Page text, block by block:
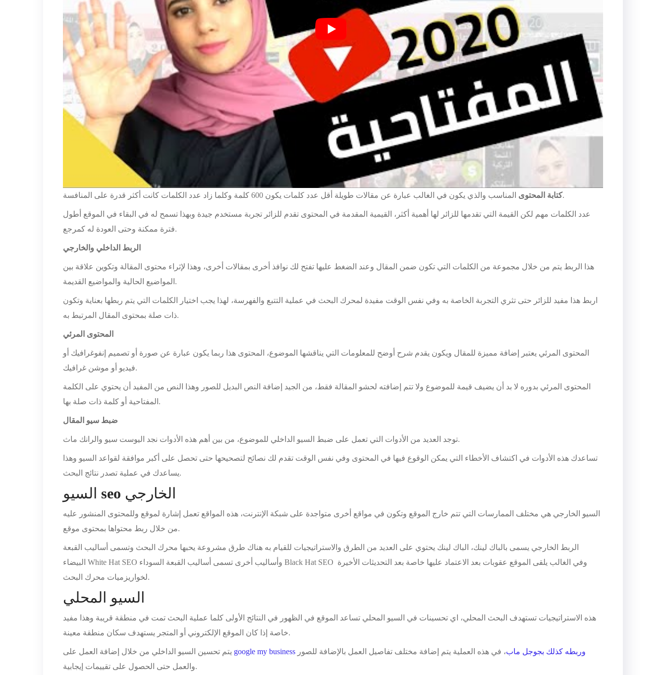
كتابة المحتوىالمناسب والذي يكون في الغالب عبارة عن مقالات طويلة أقل عدد كلمات يكون 600 كلمة وكلما زاد عدد الكلمات كانت أكثر قدرة على المنافسة.
عدد الكلمات مهم لكن القيمة التي تقدمها للزائر لها أهمية أكثر، القيمية المقدمة في المحتوى تقدم للزائر تجربة مستخدم جيدة وبهذا تسمح له في البقاء في الموقع أطول
فترة ممكنة وحتى العودة له كمرجع.
الربط الداخلي والخارجي
هذا الربط يتم من خلال مجموعة من الكلمات التي تكون ضمن المقال وعند الضغط عليها تفتح لك نوافذ أخرى بمقالات أخرى، وهذا لإثراء محتوى المقالة وتكوين علاقة بين
المواضيع الحالية والمواضيع القديمة.
اربط هذا مفيد للزائر حتى تثري التجربة الخاصة به وفي نفس الوقت مفيدة لمحرك البحث في عملية التتبع والفهرسة، لهذا يجب اختيار الكلمات التي يتم ربطها بعناية وتكون
ذات صلة بمحتوى المقال المرتبط به.
المحتوى المرئي
المحتوى المرئي يعتبر إضافة مميزة للمقال ويكون يقدم شرح أوضح للمعلومات التي يناقشها الموضوع، المحتوى هذا ربما يكون عبارة عن صورة أو تصميم إنفوغرافيك أو
فيديو أو موشن غرافيك.
المحتوى المرئي بدوره لا بد أن يضيف قيمة للموضوع ولا تتم إضافته لحشو المقالة فقط، من الجيد إضافة النص البديل للصور وهذا النص من المفيد أن يحتوي على الكلمة
المفتاحية أو كلمة ذات صلة بها.
ضبط سيو المقال
توجد العديد من الأدوات التي تعمل على ضبط السيو الداخلي للموضوع، من بين أهم هذه الأدوات نجد اليوست سيو والرانك ماث.
تساعدك هذه الأدوات في اكتشاف الأخطاء التي يمكن الوقوع فيها في المحتوى وفي نفس الوقت تقدم لك نصائح لتصحيحها حتى تحصل على أكبر موافقة لقواعد السيو وهذا
يساعدك في عملية تصدر نتائج البحث.
seo الخارجي
السيو الخارجي هي مختلف الممارسات التي تتم خارج الموقع وتكون في مواقع أخرى متواجدة على شبكة الإنترنت، هذه المواقع تعمل إشارة لموقع وللمحتوى المنشور عليه
من خلال ربط محتواها بمحتوى موقع.
الربط الخارجي يسمى بالباك لينك، الباك لينك يحتوي على العديد من الطرق والاستراتيجيات للقيام به هناك طرق مشروعة يحبها محرك البحث وتسمى أساليب القبعة
البيضاء White Hat SEO وأساليب أخرى تسمى أساليب القبعة السوداء Black Hat SEO وفي الغالب يلقى الموقع عقوبات بعد الاعتماد عليها خاصة بعد التحديثات الأخيرة
لخواريزميات محرك البحث.
السيو المحلي
هذه الاستراتيجيات تستهدف البحث المحلي، اي تحسينات في السيو المحلي تساعد الموقع في الظهور في النتائج الأولى كلما عملية البحث تمت في منطقة قريبة وهذا مفيد
خاصة إذا كان الموقع الإلكتروني أو المتجر يستهدف سكان منطقة معينة.
يتم تحسين السيو الداخلي من خلال إضافة العمل على google my business وربطه كذلك بجوجل ماب، في هذه العملية يتم إضافة مختلف تفاصيل العمل بالإضافة للصور
والعمل حتى الحصول على تقييمات إيجابية.